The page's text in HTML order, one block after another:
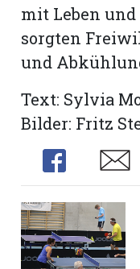
mit Leben
sorgten
und
Text: Sylvia
Bilder: Fritz
Share
Share